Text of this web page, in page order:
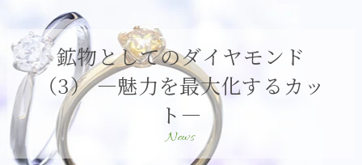
鉱物としてのダイヤモンド
（3） ―魅力を最大化するカッ
ト―
News